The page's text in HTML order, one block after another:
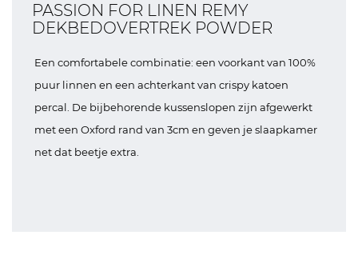
PASSION FOR LINEN REMY
DEKBEDOVERTREK POWDER
Een comfortabele combinatie: een voorkant van 100%
puur linnen en een achterkant van crispy katoen
percal. De bijbehorende kussenslopen zijn afgewerkt
met een Oxford rand van 3cm en geven je slaapkamer
net dat beetje extra.